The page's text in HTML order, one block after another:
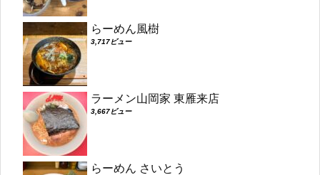
らーめん風樹
3,717ビュー
ラーメン山岡家 東雁来店
3,667ビュー
らーめん さいとう